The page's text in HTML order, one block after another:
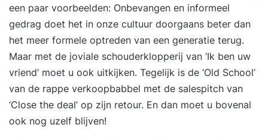
een paar voorbeelden: Onbevangen en informeel
gedrag doet het in onze cultuur doorgaans beter dan
het meer formele optreden van een generatie terug.
Maar met de joviale schouderklopperij van ‘Ik ben uw
vriend’ moet u ook uitkijken. Tegelijk is de ‘Old School’
van de rappe verkoopbabbel met de salespitch van
‘Close the deal’ op zijn retour. En dan moet u bovenal
ook nog uzelf blijven!